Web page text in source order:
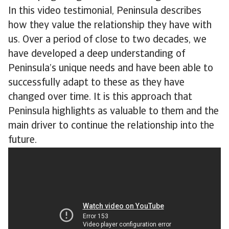
In this video testimonial, Peninsula describes
how they value the relationship they have with
us. Over a period of close to two decades, we
have developed a deep understanding of
Peninsula’s unique needs and have been able to
successfully adapt to these as they have
changed over time. It is this approach that
Peninsula highlights as valuable to them and the
main driver to continue the relationship into the
future.